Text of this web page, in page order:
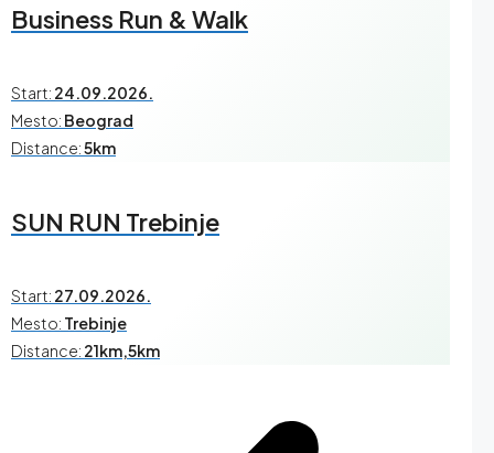
Business Run & Walk
Start: 24.09.2026.
Mesto: Beograd
Distance:5km
SUN RUN Trebinje
Start: 27.09.2026.
Mesto: Trebinje
Distance: 21km,5km